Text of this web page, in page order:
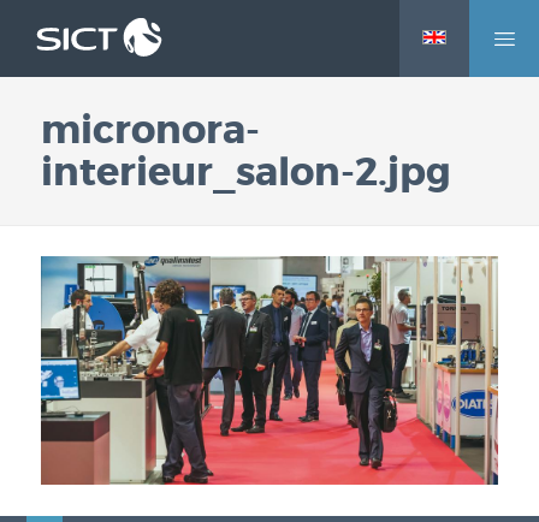
Aller
au
principal
micronora-
interieur_salon-2.jpg